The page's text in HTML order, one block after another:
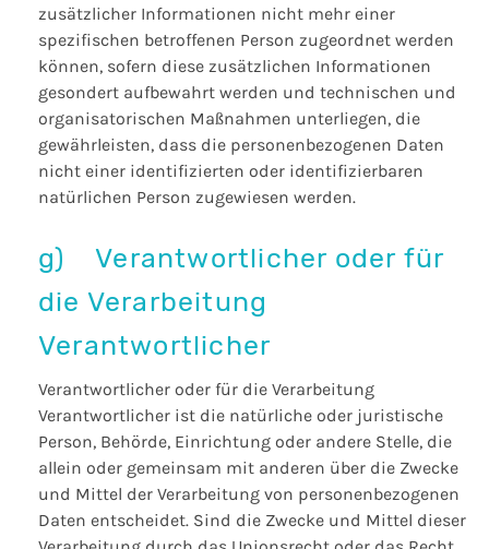
zusätzlicher Informationen nicht mehr einer
spezifischen betroffenen Person zugeordnet werden
können, sofern diese zusätzlichen Informationen
gesondert aufbewahrt werden und technischen und
organisatorischen Maßnahmen unterliegen, die
gewährleisten, dass die personenbezogenen Daten
nicht einer identifizierten oder identifizierbaren
natürlichen Person zugewiesen werden.
g) Verantwortlicher oder für
die Verarbeitung
Verantwortlicher
Verantwortlicher oder für die Verarbeitung
Verantwortlicher ist die natürliche oder juristische
Person, Behörde, Einrichtung oder andere Stelle, die
allein oder gemeinsam mit anderen über die Zwecke
und Mittel der Verarbeitung von personenbezogenen
Daten entscheidet. Sind die Zwecke und Mittel dieser